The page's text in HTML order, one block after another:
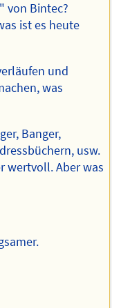
von Bintec?
ist es heute
und
was
Banger,
usw.
wertvoll. Aber was